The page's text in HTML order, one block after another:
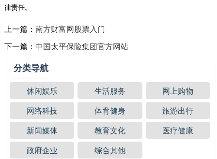
律责任。
上一篇： 南方财富网股票入门
下一篇： 中国太平保险集团官方网站
分类导航
休闲娱乐 生活服务
网上购物
网络科技
体育健身
旅游出行
新闻媒体
教育文化
医疗健康
政府企业
综合其他